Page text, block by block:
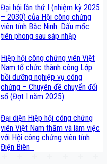
Đại hội lần thứ I (nhiệm kỳ 2025
– 2030) của Hội công chứng
viên tỉnh Bắc Ninh: Dấu mốc
tiên phong sau sáp nhập
Hiệp hội công chứng viên Việt
Nam tổ chức thành công Lớp
bồi dưỡng nghiệp vụ công
chứng – Chuyên đề chuyển đổi
số (Đợt I năm 2025)
Đại diện Hiệp hội công chứng
viên Việt Nam thăm và làm việc
với Hội công chứng viên tỉnh
Điện Biên